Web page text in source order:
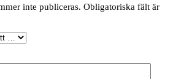
inte publiceras. Obligatoriska fält är